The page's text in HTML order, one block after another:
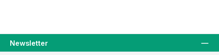
Newsletter